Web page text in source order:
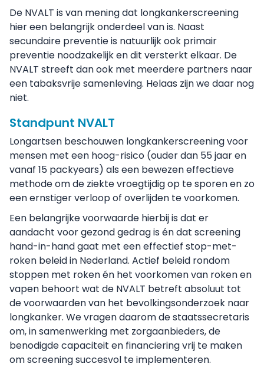
De NVALT is van mening dat longkankerscreening
hier een belangrijk onderdeel van is. Naast
secundaire preventie is natuurlijk ook primair
preventie noodzakelijk en dit versterkt elkaar. De
NVALT streeft dan ook met meerdere partners naar
een tabaksvrije samenleving. Helaas zijn we daar nog
niet.
Standpunt NVALT
Longartsen beschouwen longkankerscreening voor
mensen met een hoog-risico (ouder dan 55 jaar en
vanaf 15 packyears) als een bewezen effectieve
methode om de ziekte vroegtijdig op te sporen en zo
een ernstiger verloop of overlijden te voorkomen.
Een belangrijke voorwaarde hierbij is dat er
aandacht voor gezond gedrag is én dat screening
hand-in-hand gaat met een effectief stop-met-
roken beleid in Nederland. Actief beleid rondom
stoppen met roken én het voorkomen van roken en
vapen behoort wat de NVALT betreft absoluut tot
de voorwaarden van het bevolkingsonderzoek naar
longkanker. We vragen daarom de staatssecretaris
om, in samenwerking met zorgaanbieders, de
benodigde capaciteit en financiering vrij te maken
om screening succesvol te implementeren.